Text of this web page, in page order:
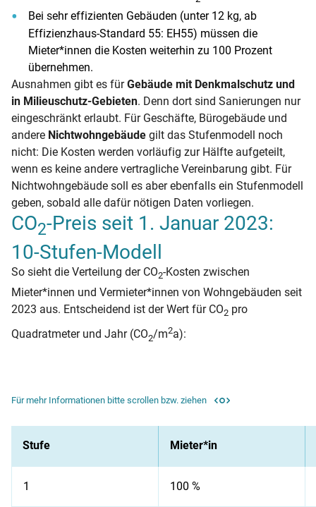
Bei sehr effizienten Gebäuden (unter 12 kg, ab
Effizienzhaus-Standard 55: EH55) müssen die
Mieter*innen die Kosten weiterhin zu 100 Prozent
übernehmen.
Ausnahmen gibt es fürGebäude mit Denkmalschutz und
in Milieuschutz-Gebieten. Denn dort sind Sanierungen nur
eingeschränkt erlaubt. Für Geschäfte, Bürogebäude und
andere Nichtwohngebäude gilt das Stufenmodell noch
nicht: Die Kosten werden vorläufig zur Hälfte aufgeteilt,
wenn es keine andere vertragliche Vereinbarung gibt. Für
Nichtwohngebäude soll es aber ebenfalls ein Stufenmodell
geben, sobald alle dafür nötigen Daten vorliegen.
CO2-Preis seit 1. Januar 2023:
10-Stufen-Modell
So sieht die Verteilung der CO2-Kosten zwischen
Mieter*innen und Vermieter*innen von Wohngebäuden seit
2023 aus. Entscheidend ist der Wert für CO2 pro
Quadratmeter und Jahr (CO2/m2a):
Für mehr Informationen bitte scrollen bzw. ziehen
Stufe Mieter*in
1 100 %